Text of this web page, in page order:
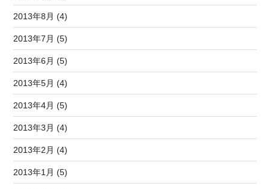
2013年8月 (4)
2013年7月 (5)
2013年6月 (5)
2013年5月 (4)
2013年4月 (5)
2013年3月 (4)
2013年2月 (4)
2013年1月 (5)